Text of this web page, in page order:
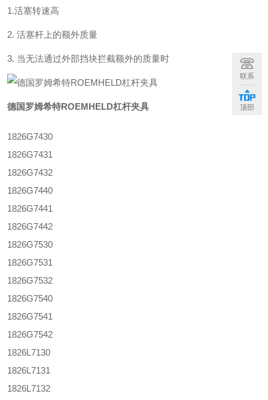
1.活塞转速高
2. 活塞杆上的额外质量
3. 当无法通过外部挡块拦截额外的质量时
德国罗姆希特ROEMHELD杠杆夹具
1826G7430
1826G7431
1826G7432
1826G7440
1826G7441
1826G7442
1826G7530
1826G7531
1826G7532
1826G7540
1826G7541
1826G7542
1826L7130
1826L7131
1826L7132
联系
顶部